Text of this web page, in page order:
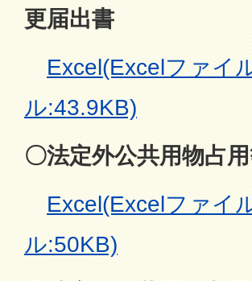
更届出書
Excel(Excelファイ
ル:43.9KB)
〇法定外公共用物占
Excel(Excelファイ
ル:50KB)